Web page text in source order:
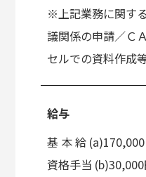
※上記業務に関す
議関係の申請／Ｃ
セルでの資料作成
給与
基 本 給
資格手当